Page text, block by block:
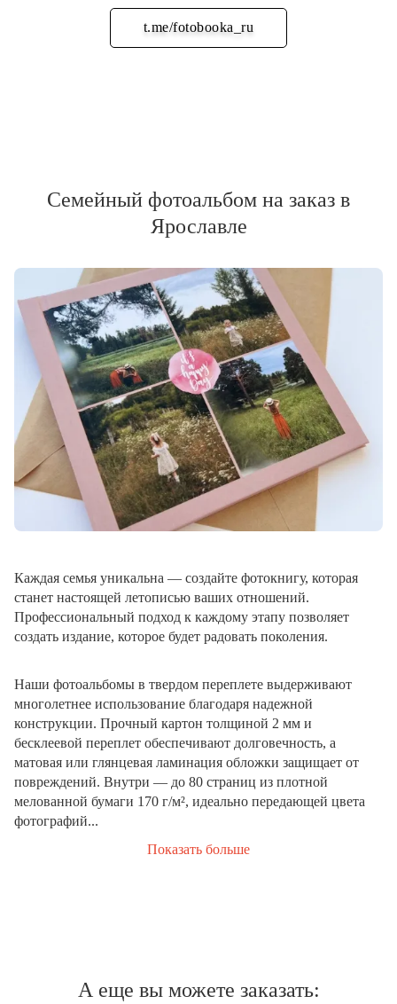
t.me/fotobooka_ru
Подписаться
Семейный фотоальбом на заказ в
Ярославле
Каждая семья уникальна — создайте фотокнигу, которая
станет настоящей летописью ваших отношений.
Профессиональный подход к каждому этапу позволяет
создать издание, которое будет радовать поколения.
Наши фотоальбомы в твердом переплете выдерживают
многолетнее использование благодаря надежной
конструкции. Прочный картон толщиной 2 мм и
бесклеевой переплет обеспечивают долговечность, а
матовая или глянцевая ламинация обложки защищает от
повреждений. Внутри — до 80 страниц из плотной
мелованной бумаги 170 г/м², идеально передающей цвета
фотографий...
Показать больше
А еще вы можете заказать: